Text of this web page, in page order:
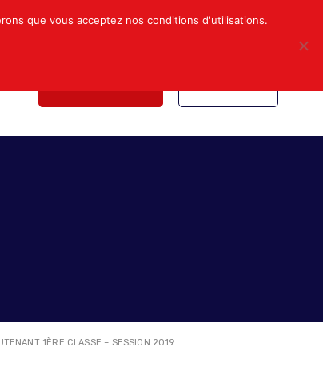
Mon compte Nous contacter
1ÈRE CLASSE – SESSION 2019
que vous acceptez nos conditions d'utilisations.